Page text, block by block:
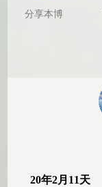
分享本博
20年2月11天